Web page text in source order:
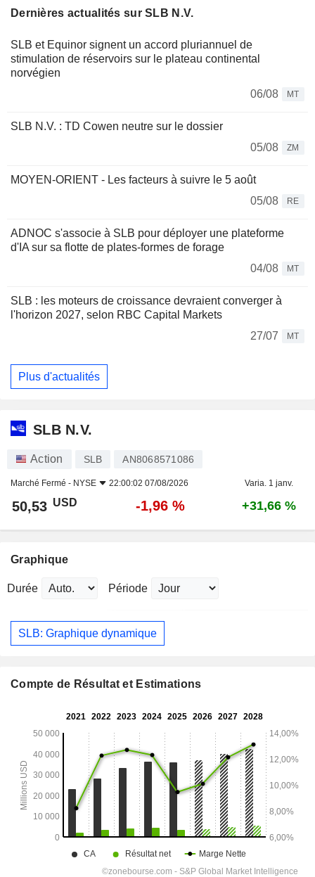
Dernières actualités sur SLB N.V.
SLB et Equinor signent un accord pluriannuel de
stimulation de réservoirs sur le plateau continental
norvégien
06/08
MT
SLB N.V. : TD Cowen neutre sur le dossier
05/08
ZM
MOYEN-ORIENT - Les facteurs à suivre le 5 août
05/08
RE
ADNOC s'associe à SLB pour déployer une plateforme
d'IA sur sa flotte de plates-formes de forage
04/08
MT
SLB : les moteurs de croissance devraient converger à
l'horizon 2027, selon RBC Capital Markets
27/07
MT
Plus d'actualités
SLB N.V.
Action SLB AN8068571086
Marché Fermé - NYSE 22:00:02 07/08/2026 Varia. 1 janv.
50,53 USD -1,96 % +31,66 %
Graphique
Durée Période
SLB: Graphique dynamique
Compte de Résultat et Estimations